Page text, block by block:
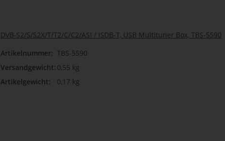
DVB-S2/S/S2X/T/T2/C/C2/ASI / ISDB-T, USB Multituner Box, TBS-5590
Artikelnummer: TBS-5590
Versandgewicht: 0,55 kg
Artikelgewicht:
0,17 kg